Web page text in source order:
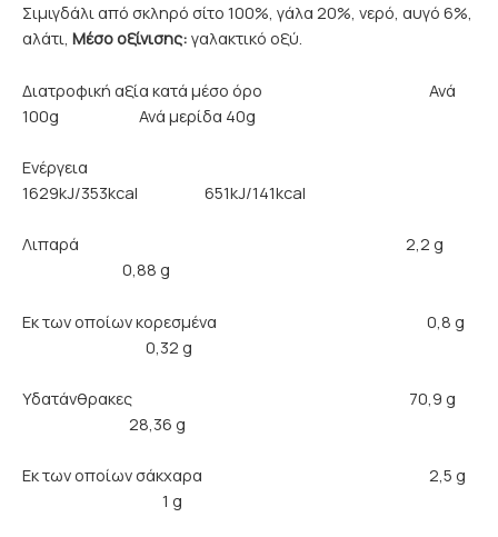
Σιμιγδάλι από σκληρό σίτο 100%, γάλα 20%, νερό, αυγό 6%,
αλάτι, Μέσο οξίνισης: γαλακτικό οξύ.
Διατροφική αξία κατά μέσο όρο Ανά
100g Ανά μερίδα 40g
Ενέργεια
1629kJ/353kcal 651kJ/141kcal
Λιπαρά 2,2 g
0,88 g
Εκ των οποίων κορεσμένα 0,8 g
0,32 g
Υδατάνθρακες 70,9 g
28,36 g
Εκ των οποίων σάκχαρα 2,5 g
1 g